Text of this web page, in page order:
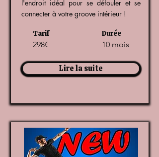
l'endroit idéal pour se défouler et se
connecter à votre groove intérieur !
Tarif
298€
Durée
10 mois
Lire la suite